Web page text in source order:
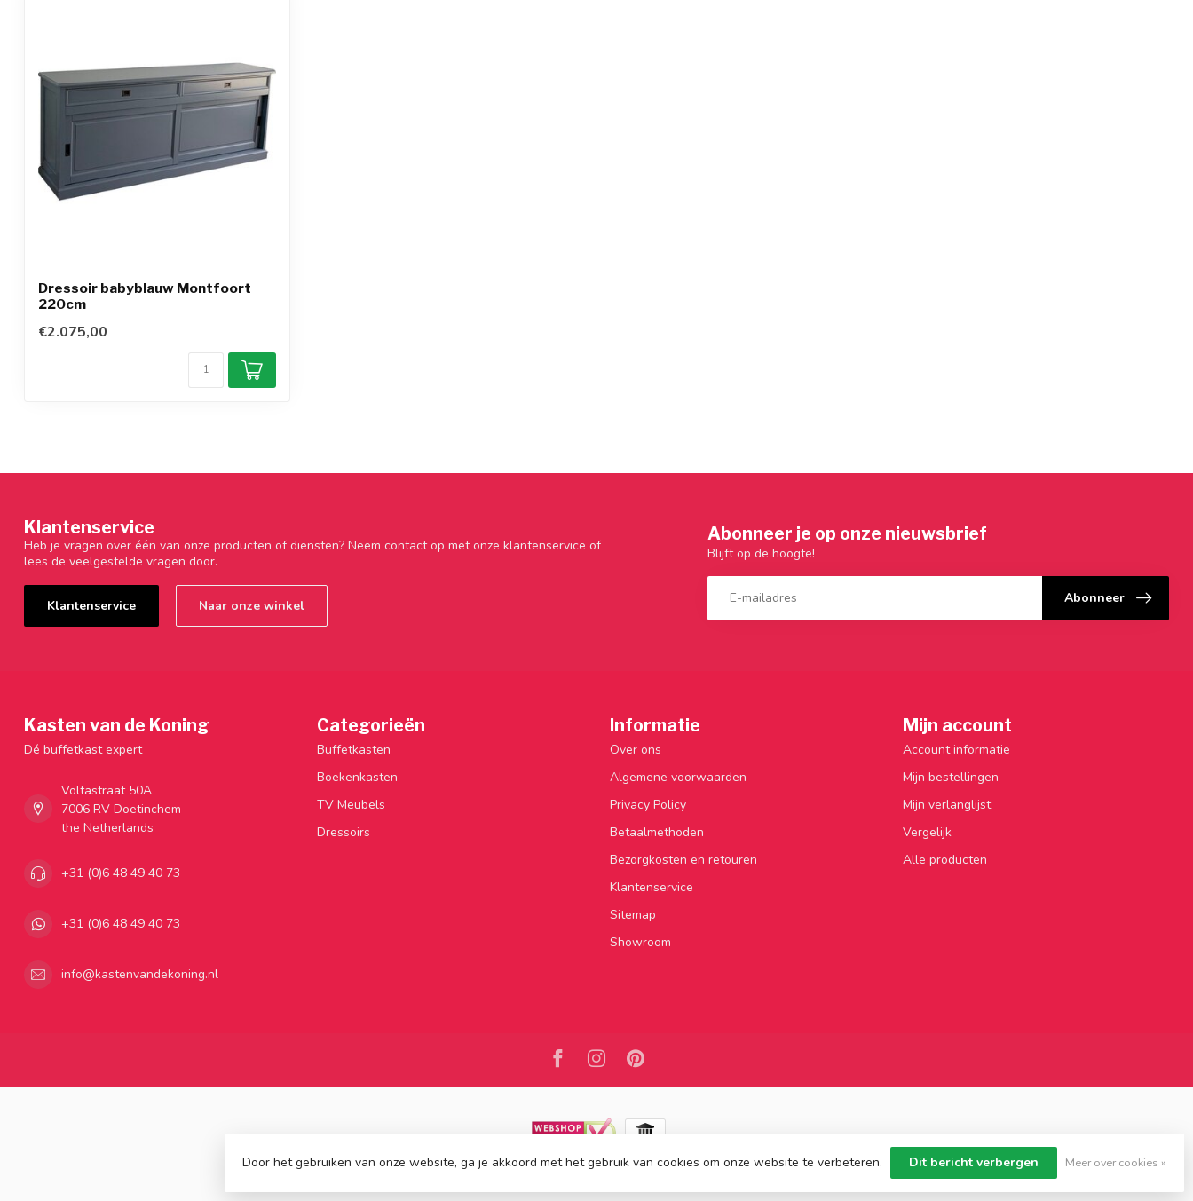
Dressoir babyblauw Montfoort
220cm
€2.075,00
Klantenservice
Heb je vragen over één van onze producten of diensten? Neem contact op met onze klantenservice of
lees de veelgestelde vragen door.
Klantenservice Naar onze winkel
Abonneer je op onze nieuwsbrief
Blijft op de hoogte!
Abonneer
Kasten van de Koning
Dé buffetkast expert
Voltastraat 50A
7006 RV Doetinchem
the Netherlands
+31 (0)6 48 49 40 73
+31 (0)6 48 49 40 73
info@kastenvandekoning.nl
Categorieën
Buffetkasten
Boekenkasten
TV Meubels
Dressoirs
Informatie
Over ons
Algemene voorwaarden
Privacy Policy
Betaalmethoden
Bezorgkosten en retouren
Klantenservice
Sitemap
Showroom
Mijn account
Account informatie
Mijn bestellingen
Mijn verlanglijst
Vergelijk
Alle producten
© Copyright 2026 Kasten van de Koning - Powered byLightspeed-Lightspeed designbyDyvelopment
Door het gebruiken van onze website, ga je akkoord met het gebruik van cookies om onze website te verbeteren. Dit bericht verbergen Meer over cookies »